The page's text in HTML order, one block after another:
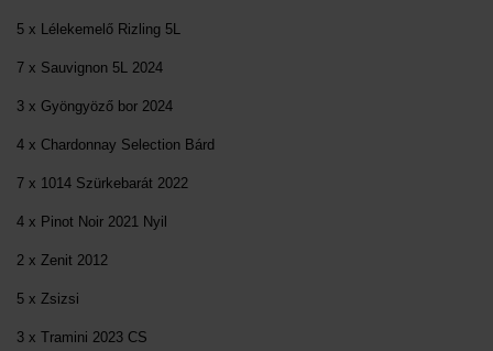
5 x Lélekemelő Rizling 5L
7 x Sauvignon 5L 2024
3 x Gyöngyöző bor 2024
4 x Chardonnay Selection Bárd
7 x 1014 Szürkebarát 2022
4 x Pinot Noir 2021 Nyil
2 x Zenit 2012
5 x Zsizsi
3 x Tramini 2023 CS